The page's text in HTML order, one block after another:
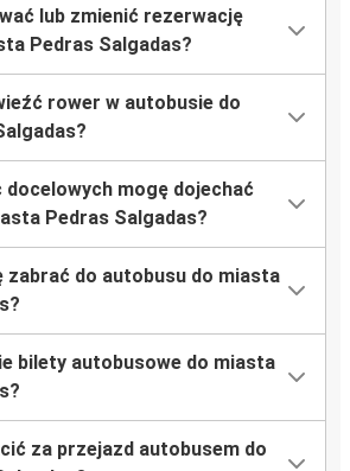
lub zmienić rezerwację
Pedras Salgadas?
rower w autobusie do
docelowych mogę dojechać
Pedras Salgadas?
zabrać do autobusu do miasta
bilety autobusowe do miasta
za przejazd autobusem do